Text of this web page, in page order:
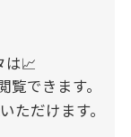
は📈
覧できます。
ただけます。